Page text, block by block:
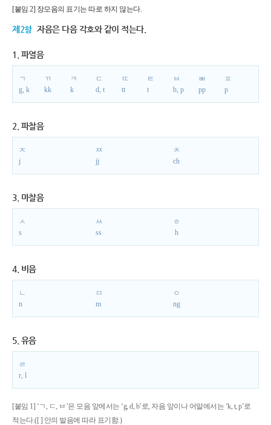
[붙임 2] 장모음의 표기는 따로 하지 않는다.
제2항 자음은 다음 각호와 같이 적는다.
1. 파열음
ㄱ
g, k
ㄲ
kk
ㅋ
k
ㄷ
d, t
ㄸ
tt
ㅌ
t
ㅂ
b, p
ㅃ
pp
ㅍ
p
2. 파찰음
ㅈ
j
ㅉ
jj
ㅊ
ch
3. 마찰음
ㅅ
s
ㅆ
ss
ㅎ
h
4. 비음
ㄴ
n
ㅁ
m
ㅇ
ng
5. 유음
ㄹ
r, l
[붙임 1] ‘ㄱ, ㄷ, ㅂ’은 모음 앞에서는 ‘g, d, b’로, 자음 앞이나 어말에서는 ‘k, t, p’로
적는다.([ ] 안의 발음에 따라 표기함.)